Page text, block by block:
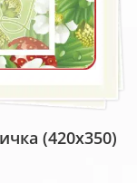
(420х350)